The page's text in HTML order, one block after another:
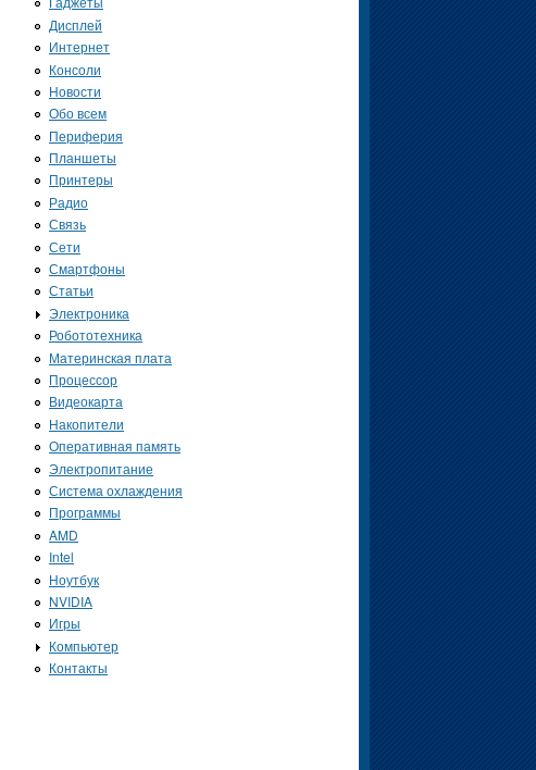
Дисплей
Интернет
Консоли
Новости
Обо всем
Периферия
Планшеты
Принтеры
Радио
Связь
Сети
Смартфоны
Статьи
Электроника
Робототехника
Материнская плата
Процессор
Видеокарта
Накопители
Оперативная память
Электропитание
Система охлаждения
Программы
AMD
Intel
Ноутбук
NVIDIA
Игры
Компьютер
Контакты